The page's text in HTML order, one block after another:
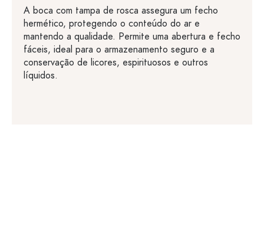
A boca com tampa de rosca assegura um fecho
hermético, protegendo o conteúdo do ar e
mantendo a qualidade. Permite uma abertura e fecho
fáceis, ideal para o armazenamento seguro e a
conservação de licores, espirituosos e outros
líquidos.